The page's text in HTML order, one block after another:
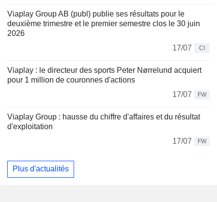
Viaplay Group AB (publ) publie ses résultats pour le
deuxième trimestre et le premier semestre clos le 30 juin
2026
17/07
CI
Viaplay : le directeur des sports Peter Nørrelund acquiert
pour 1 million de couronnes d'actions
17/07
FW
Viaplay Group : hausse du chiffre d'affaires et du résultat
d'exploitation
17/07
FW
Plus d'actualités